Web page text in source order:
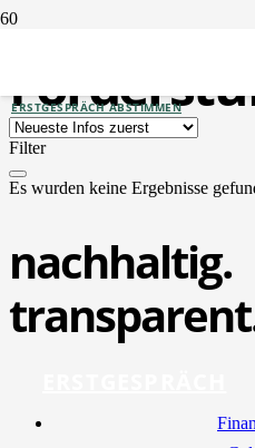
ERSTGESPRÄCH ABSTIMMEN
Filter
Es wurden keine Ergebnisse
nachhaltig.